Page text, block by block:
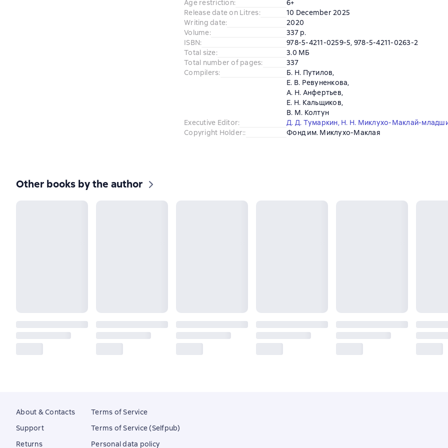
Age restriction:
6+
Release date on Litres:
10 December 2025
Writing date:
2020
Volume:
337 p.
ISBN:
978-5-4211-0259-5, 978-5-4211-0263-2
Total size:
3.0 МБ
Total number of pages:
337
Compilers: Б. Н. Путилов,
Е. В. Ревуненкова,
А. Н. Анфертьев,
Е. Н. Кальщиков,
В. М. Колтун
Executive Editor: Д. Д. Тумаркин, Н. Н. Миклухо-Маклай-
Copyright Holder:: Фонд им. Миклухо-Маклая
Other books by the author
About & Contacts
Support
Returns
Terms of Service
Terms of Service (Selfpub)
Personal data policy